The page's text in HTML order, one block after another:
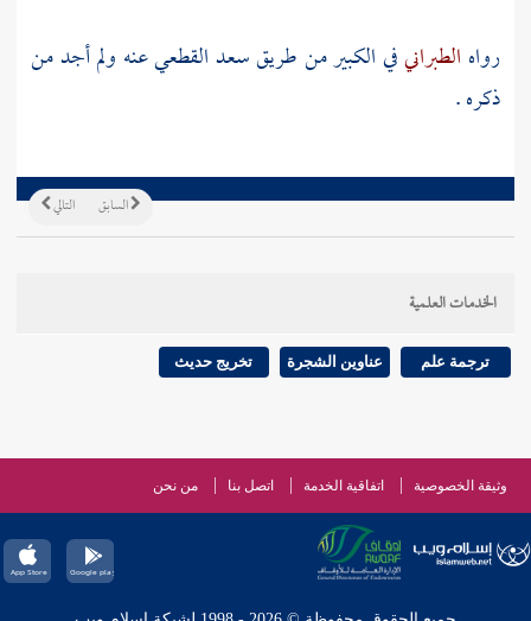
رواه الطبرانيفي الكبير من طريقسعد القطعيعنه ولم أجد من
ذكره .
التالي السابق
الخدمات العلمية
ترجمة علم عناوين الشجرة تخريج حديث
وثيقة الخصوصية اتفاقية الخدمة اتصل بنا من نحن